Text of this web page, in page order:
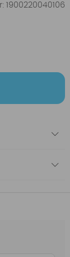
1900220040106